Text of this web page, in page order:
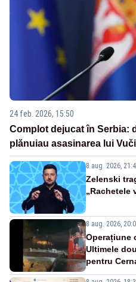
24 feb. 2026, 15:50
Complot dejucat în Serbia:
plănuiau asasinarea lui
8 aug. 2026,
Zelenski
„Rachetele
8 aug. 2026,
Operațiune
Ultimele
pentru